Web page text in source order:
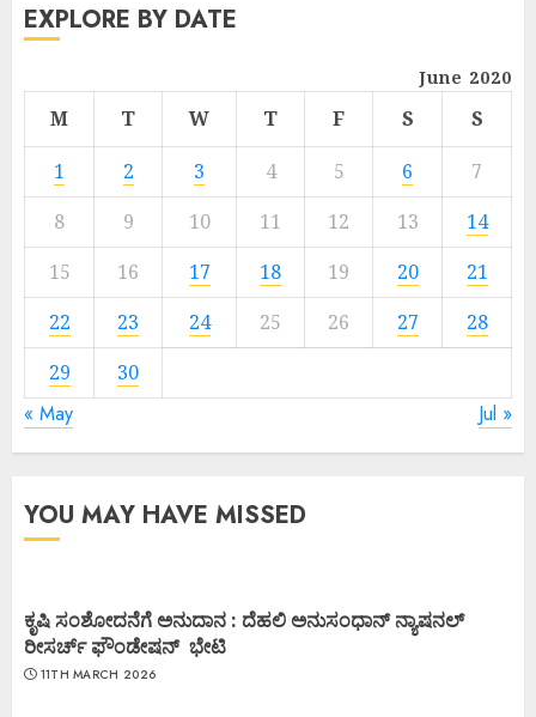
EXPLORE BY DATE
June 2020
M T W T F S
S
1
2 3 4 5 6
7
8
9 10 11 12 13
14
15
16 17 18 19 20
21
22
23 24 25 26 27
28
29
30
« May Jul »
YOU MAY HAVE MISSED
ಕೃಷಿ ಸಂಶೋದನೆಗೆ ಅನುದಾನ : ದೆಹಲಿ ಅನುಸಂಧಾನ್ ನ್ಯಾಷನಲ್
ರೀಸರ್ಚ್ ಫೌಂಡೇಷನ್ ಭೇಟಿ
11TH MARCH 2026